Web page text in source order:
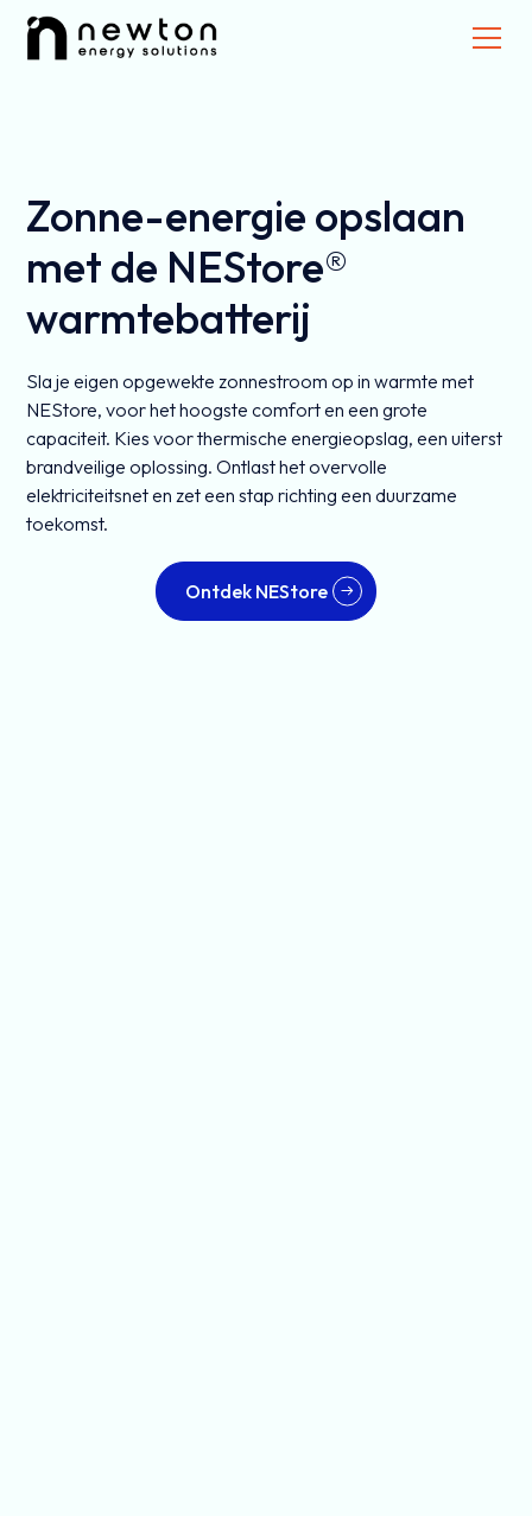
Zonne-energie opslaan
met de NEStore®
warmtebatterij
Sla je eigen opgewekte zonnestroom op in warmte met
NEStore, voor het hoogste comfort en een grote
capaciteit. Kies voor thermische energieopslag, een uiterst
brandveilige oplossing. Ontlast het overvolle
elektriciteitsnet en zet een stap richting een duurzame
toekomst.
Ontdek NEStore